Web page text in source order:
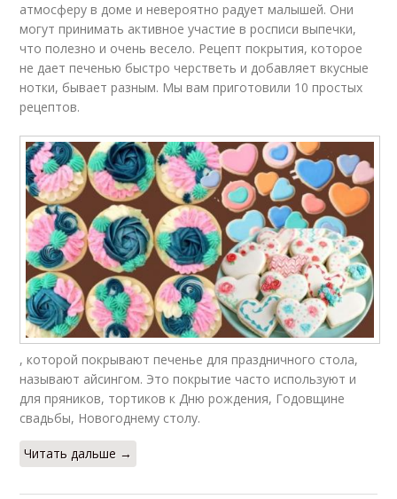
атмосферу в доме и невероятно радует малышей. Они
могут принимать активное участие в росписи выпечки,
что полезно и очень весело. Рецепт покрытия, которое
не дает печенью быстро черстветь и добавляет вкусные
нотки, бывает разным. Мы вам приготовили 10 простых
рецептов.
, которой покрывают печенье для праздничного стола,
называют айсингом. Это покрытие часто используют и
для пряников, тортиков к Дню рождения, Годовщине
свадьбы, Новогоднему столу.
Читать дальше →